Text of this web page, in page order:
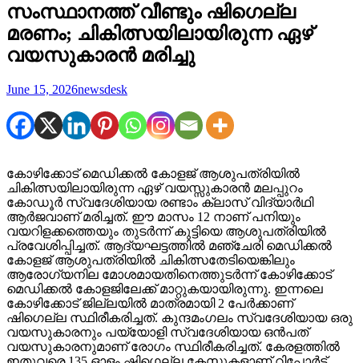
സംസ്ഥാനത്ത് വീണ്ടും ഷിഗെല്ല
മരണം; ചികിത്സയിലായിരുന്ന ഏഴ്
വയസുകാരന്‍ മരിച്ചു
June 15, 2026newsdesk
കോഴിക്കോട് മെഡിക്കല്‍ കോളജ് ആശുപത്രിയില്‍
ചികിത്സയിലായിരുന്ന ഏഴ് വയസ്സുകാരന്‍ മലപ്പുറം
കോഡൂര്‍ സ്വദേശിയായ രണ്ടാം ക്ലാസ് വിദ്യാര്‍ഥി
ആര്‍ജവാണ് മരിച്ചത്. ഈ മാസം 12 നാണ് പനിയും
വയറിളക്കത്തെയും തുടര്‍ന്ന് കുട്ടിയെ ആശുപത്രിയില്‍
പ്രവേശിപ്പിച്ചത്. ആദ്യഘട്ടത്തില്‍ മഞ്ചേരി മെഡിക്കല്‍
കോളജ് ആശുപത്രിയില്‍ ചികിത്സതേടിയെങ്കിലും
ആരോഗ്യനില മോശമായതിനെത്തുടര്‍ന്ന് കോഴിക്കോട്
മെഡിക്കല്‍ കോളജിലേക്ക് മാറ്റുകയായിരുന്നു. ഇന്നലെ
കോഴിക്കോട് ജില്ലയില്‍ മാത്രമായി 2 പേര്‍ക്കാണ്
ഷിഗെല്ല സ്ഥിരീകരിച്ചത്. കുന്ദമംഗലം സ്വദേശിയായ ഒരു
വയസുകാരനും പയ്യോളി സ്വദേശിയായ ഒന്‍പത്
വയസുകാരനുമാണ് രോഗം സ്ഥിരീകരിച്ചത്. കേരളത്തില്‍